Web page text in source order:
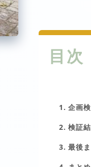
目次
企画
検証
最後